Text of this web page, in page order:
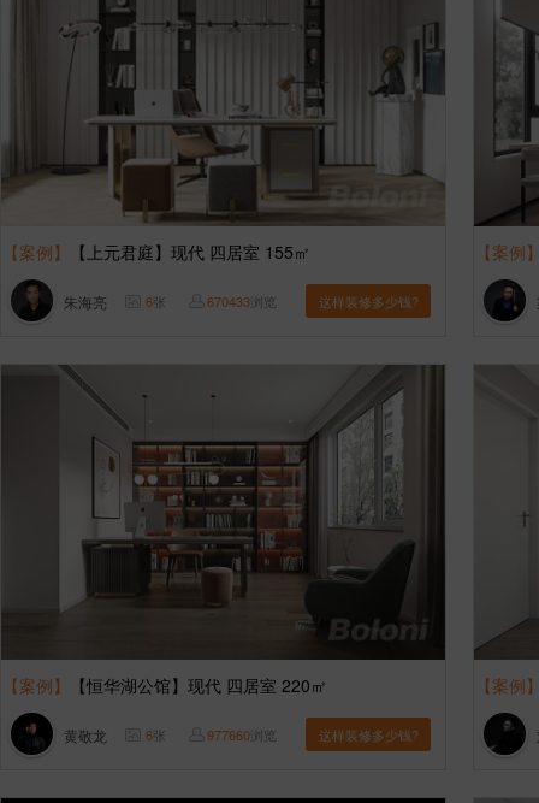
【案例】 【上元君庭】现代 四居室 155㎡
朱海亮 6张 670433浏览 这样装修多少钱?
【案例
【案例】 【恒华湖公馆】现代 四居室 220㎡
黄敬龙 6张 977660浏览 这样装修多少钱?
【案例